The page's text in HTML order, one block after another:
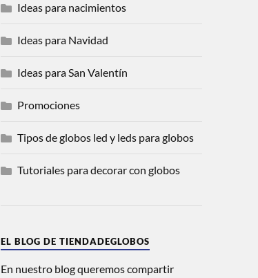
Ideas para nacimientos
Ideas para Navidad
Ideas para San Valentín
Promociones
Tipos de globos led y leds para globos
Tutoriales para decorar con globos
EL BLOG DE TIENDADEGLOBOS
En nuestro blog queremos compartir